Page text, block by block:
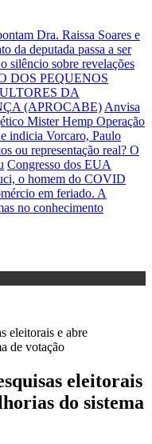
Dra. Raissa Soares e
da deputada passa a ser
silêncio sobre revelações
DOS PEQUENOS
DA
(APROCABE) Anvisa
Mister Hemp Operação
indicia Vorcaro, Paulo
ou representação real? O
Congresso dos EUA
o homem do COVID
em feriado. A
no conhecimento
eleitorais
do sistema